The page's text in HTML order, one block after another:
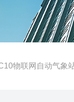
物联网自动气象